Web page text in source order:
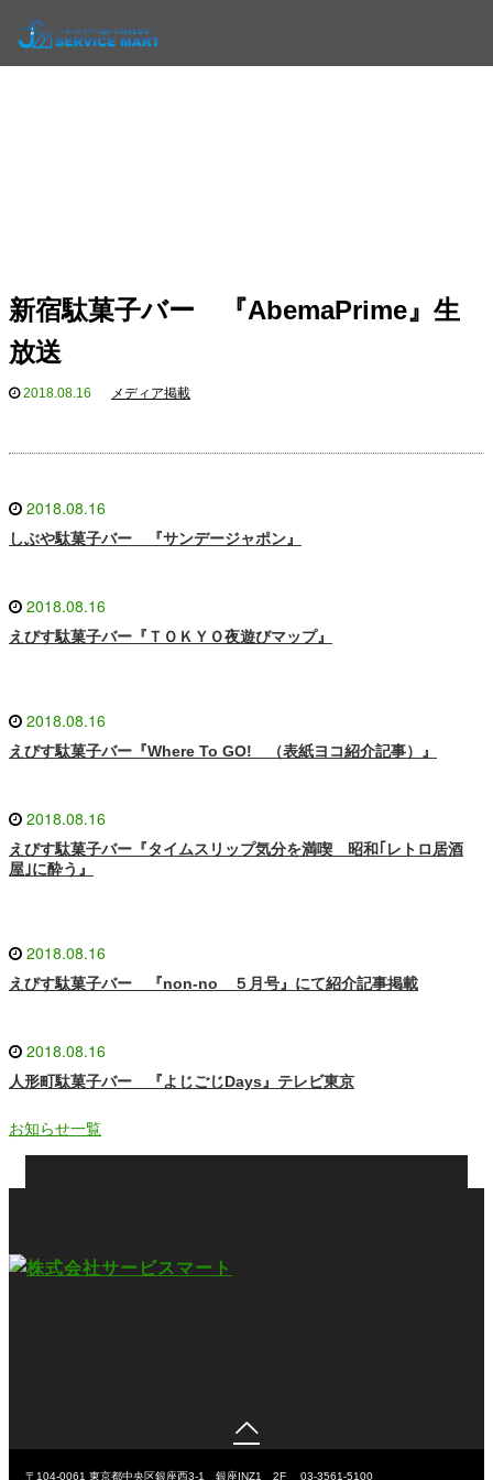
新宿駄菓子バー 『AbemaPrime』生
放送
2018.08.16 メディア掲載
2018.08.16
しぶや駄菓子バー 『サンデージャポン』
2018.08.16
えびす駄菓子バー『ＴＯＫＹＯ夜遊びマップ』
2018.08.16
えびす駄菓子バー『Where To GO! （表紙ヨコ紹介記事）』
2018.08.16
えびす駄菓子バー『タイムスリップ気分を満喫 昭和｢レトロ居酒
屋｣に酔う』
2018.08.16
えびす駄菓子バー 『non-no ５月号』にて紹介記事掲載
2018.08.16
人形町駄菓子バー 『よじごじDays』テレビ東京
お知らせ一覧

〒104-0061 東京都中央区銀座西3-1 銀座INZ1 2F 03-3561-5100